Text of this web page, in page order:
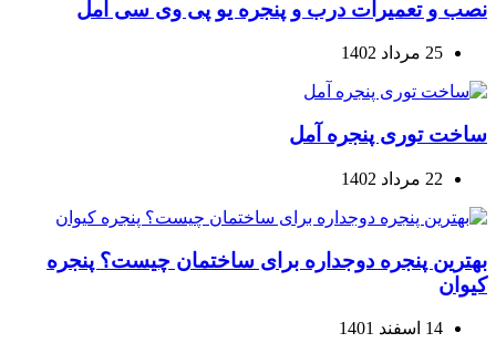
نصب و تعمیرات درب و پنجره یو پی وی سی آمل
25 مرداد 1402
ساخت توری پنجره آمل
22 مرداد 1402
بهترین پنجره دوجداره برای ساختمان چیست؟ پنجره
کیوان
14 اسفند 1401